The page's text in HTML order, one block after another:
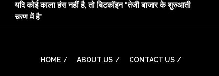
यदि कोई काला हंस नहीं है, तो बिटकॉइन “तेजी बाजार के शुरुआती
चरण में है”
HOME ABOUT US CONTACT US